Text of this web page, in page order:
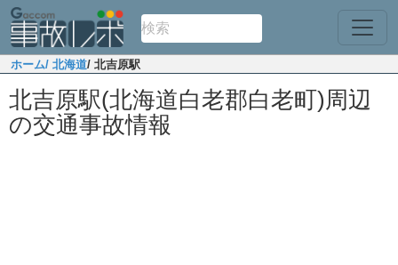
ホーム/ 北海道/ 北吉原駅
北吉原駅(北海道白老郡白老町)周辺
の交通事故情報